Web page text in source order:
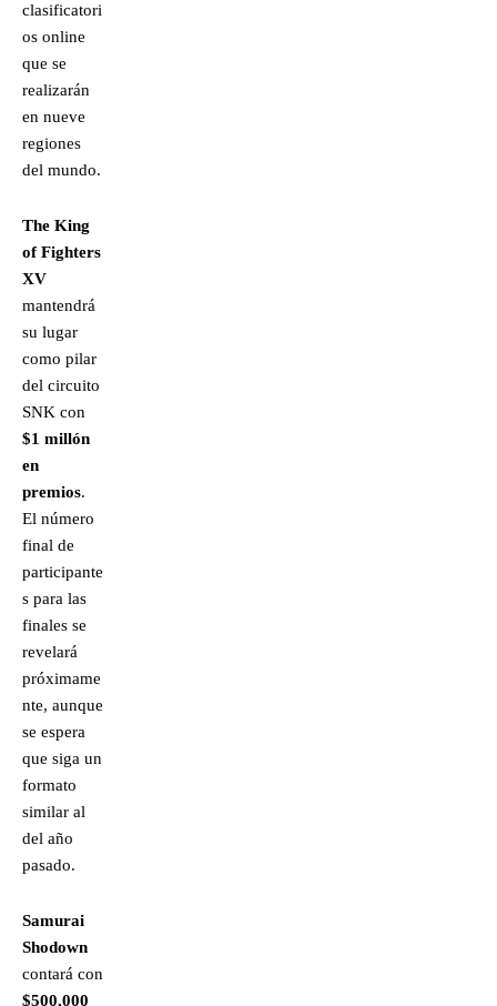
clasificatori
os online
que se
realizarán
en nueve
regiones
del mundo.
The King
of Fighters
XV
mantendrá
su lugar
como pilar
del circuito
SNK con
$1 millón
en
premios.
El número
final de
participante
s para las
finales se
revelará
próximame
nte, aunque
se espera
que siga un
formato
similar al
del año
pasado.
Samurai
Shodown
contará con
$500,000